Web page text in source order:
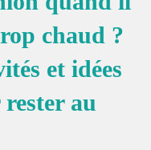
chaud ?
et idées
au